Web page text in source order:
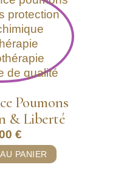
Poumons
& Liberté
€
PANIER